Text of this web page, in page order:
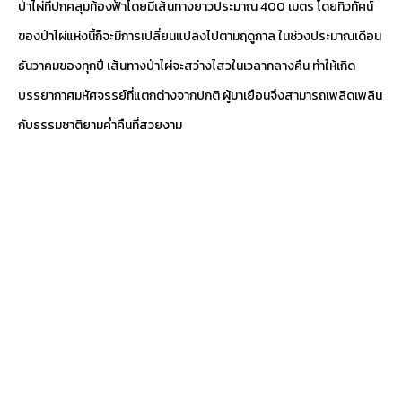
ป่าไผ่ที่ปกคลุมท้องฟ้าโดยมีเส้นทางยาวประมาณ 400 เมตร โดยทิวทัศน์
ของป่าไผ่แห่งนี้ก็จะมีการเปลี่ยนแปลงไปตามฤดูกาล ในช่วงประมาณเดือน
ธันวาคมของทุกปี เส้นทางป่าไผ่จะสว่างไสวในเวลากลางคืน ทำให้เกิด
บรรยากาศมหัศจรรย์ที่แตกต่างจากปกติ ผู้มาเยือนจึงสามารถเพลิดเพลิน
กับธรรมชาติยามค่ำคืนที่สวยงาม